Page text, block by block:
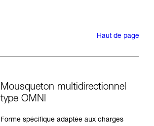
Haut de page
Mousqueton multidirectionnel
type OMNI
Forme spécifique adaptée aux charges